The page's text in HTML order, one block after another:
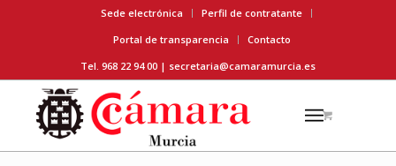
Sede electrónica
Perfil de contratante
Portal de transparencia
Contacto
Tel. 968 22 94 00 | secretaria@camaramurcia.es